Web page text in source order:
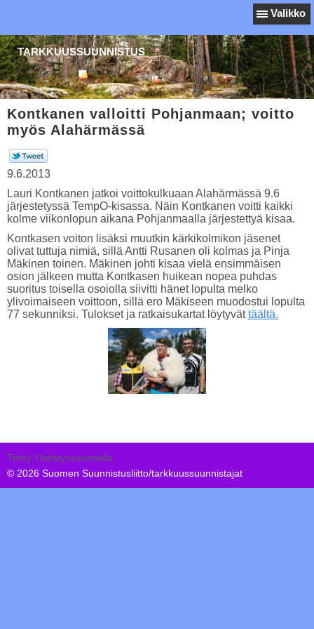
Valikko
TARKKUUSSUUNNISTUS
Kontkanen valloitti Pohjanmaan; voitto
myös Alahärmässä
9.6.2013
Lauri Kontkanen jatkoi voittokulkuaan Alahärmässä 9.6
järjestetyssä TempO-kisassa. Näin Kontkanen voitti kaikki
kolme viikonlopun aikana Pohjanmaalla järjestettyä kisaa.
Kontkasen voiton lisäksi muutkin kärkikolmikon jäsenet
olivat tuttuja nimiä, sillä Antti Rusanen oli kolmas ja Pinja
Mäkinen toinen. Mäkinen johti kisaa vielä ensimmäisen
osion jälkeen mutta Kontkasen huikean nopea puhdas
suoritus toisella osoiolla siivitti hänet lopulta melko
ylivoimaiseen voittoon, sillä ero Mäkiseen muodostui lopulta
77 sekunniksi. Tulokset ja ratkaisukartat löytyvättäältä.
Tehty Yhdistysavaimella
© 2026 Suomen Suunnistusliitto/tarkkuussuunnistajat